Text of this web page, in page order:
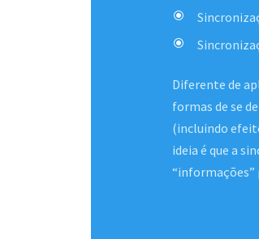
Diferente de
formas de se
(incluindo
ideia é que a
“informações”